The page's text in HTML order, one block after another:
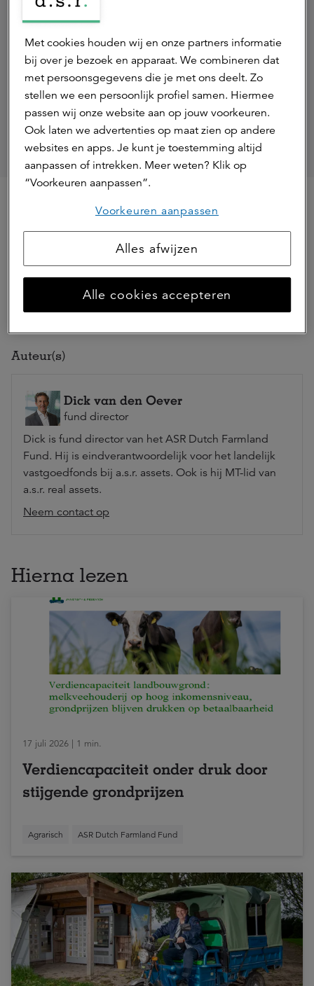
Deel dit artikel
Auteur(s)
Dick van den Oever
fund director
Dick is fund director van het ASR Dutch Farmland
Fund. Hij is eindverantwoordelijk voor het landelijk
vastgoedfonds bij a.s.r. assets. Ook is hij MT-lid van
a.s.r. real assets.
Neem contact op
Hierna lezen
17 juli 2026 | 1 min.
Verdiencapaciteit onder druk door
stijgende grondprijzen
Agrarisch ASR Dutch Farmland Fund
Met cookies houden wij en onze partners informatie
bij over je bezoek en apparaat. We combineren dat
met persoonsgegevens die je met ons deelt. Zo
stellen we een persoonlijk profiel samen. Hiermee
passen wij onze website aan op jouw voorkeuren.
Ook laten we advertenties op maat zien op andere
websites en apps. Je kunt je toestemming altijd
aanpassen of intrekken. Meer weten? Klik op
“Voorkeuren aanpassen”.
Voorkeuren aanpassen
Alles afwijzen
Alle cookies accepteren